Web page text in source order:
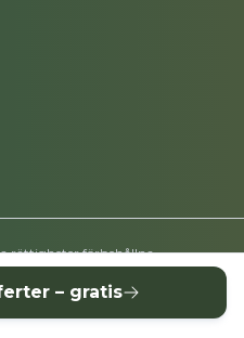
– gratis
rättigheter förbehållna.